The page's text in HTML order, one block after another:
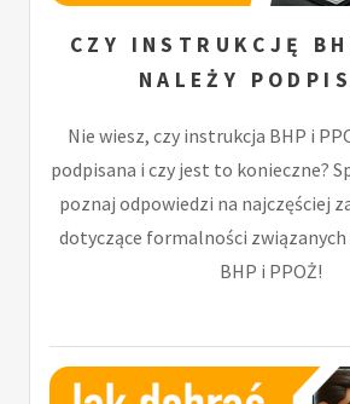
CZY INSTRUKCJĘ
NALEŻY
Nie wiesz, czy instrukcja BHP i
podpisana i czy jest to konieczne?
poznaj odpowiedzi na najczęściej
dotyczące formalności
BHP i PPOŻ!